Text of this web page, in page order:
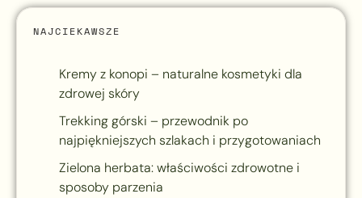
NAJCIEKAWSZE
Kremy z konopi – naturalne kosmetyki dla
zdrowej skóry
Trekking górski – przewodnik po
najpiękniejszych szlakach i przygotowaniach
Zielona herbata: właściwości zdrowotne i
sposoby parzenia